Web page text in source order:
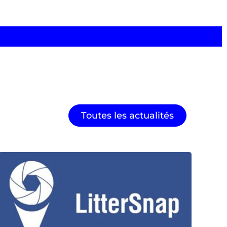
Toutes les actualités